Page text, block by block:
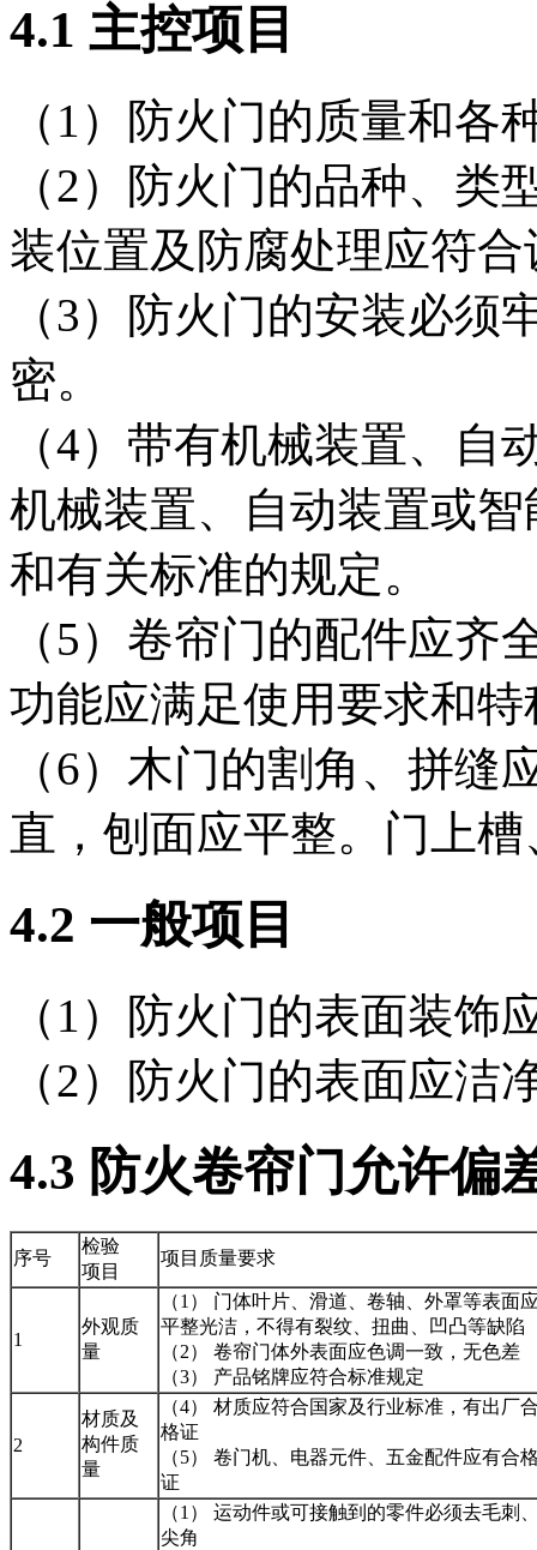
4.1 主控项目
（1）防火门的质量和各
（2）防火门的品种、
装位置及防腐处理应符
（3）防火门的安装必
密。
（4）带有机械装置、
机械装置、自动装置或
和有关标准的规定。
（5）卷帘门的配件应
功能应满足使用要求和
（6）木门的割角、拼
直，刨面应平整。门上
4.2 一般项目
（1）防火门的表面装饰
（2）防火门的表面应洁
4.3 防火卷帘门允许偏
序号
检验
项目
项目质量要求
1
外观质
量
（1） 门体叶片、滑道、卷轴、外罩等表面
平整光洁，不得有裂纹、扭曲、凹凸等缺陷
（2） 卷帘门体外表面应色调一致，无色差
（3） 产品铭牌应符合标准规定
2
材质及
构件质
量
（4） 材质应符合国家及行业标准，有出厂
格证
（5） 卷门机、电器元件、五金配件应有合
证
（1） 运动件或可接触到的零件必须去毛刺
尖角